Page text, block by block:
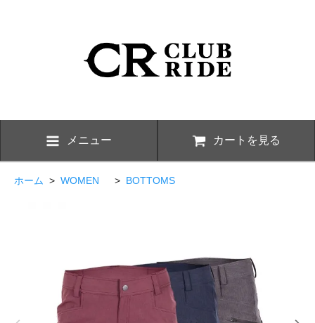
メニュー カートを見る
ホーム > WOMEN > BOTTOMS